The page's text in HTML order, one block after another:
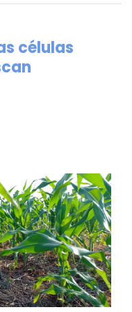
células